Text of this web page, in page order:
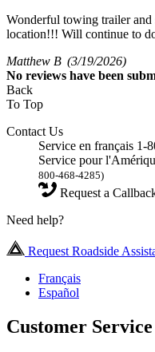
Wonderful towing trailer
location!!! Will continue to
Matthew B (3/19/2026)
No reviews have been
Back
To Top
Contact Us
Service en français 1-
Service pour
800-468-4285)
Request a
Need help?
Request Roadside
Français
Español
Customer Service